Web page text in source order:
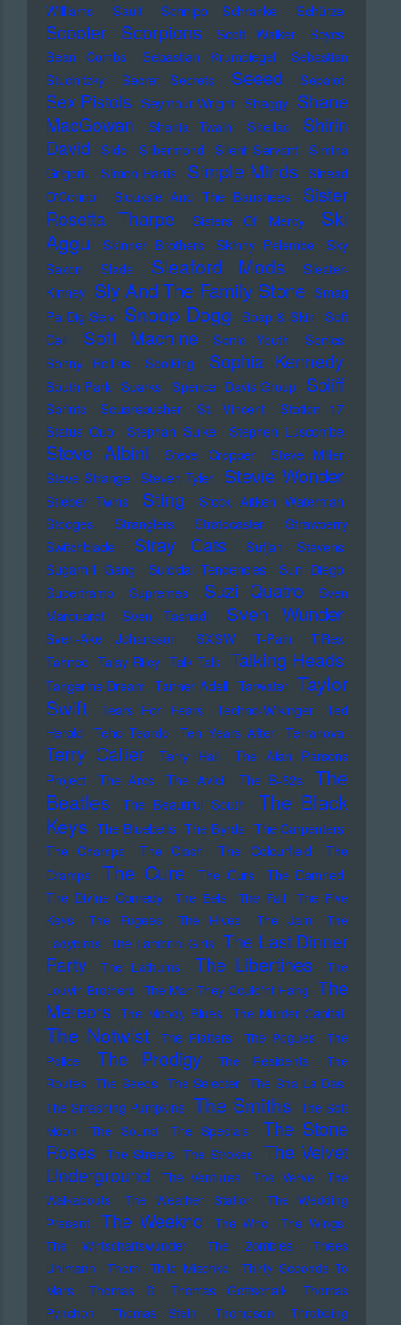
Williams
Sault Schnipo Schranke Schürze
Scooter Scorpions Scott Walker
Scycs
Sean Combs
Sebastian Krumbiegel
Sebastian
Studnitzky
Secret Secrets Seeed Sepalot
Sex Pistols Seymour Wright Shaggy Shane
MacGowan
Shania Twain Shellac
Shirin
David
Sido Silbermond Silent Servant Simina
Grigoriu Simon Harris Simple Minds Sinead
O'Connor
Siouxsie And The Banshees
Sister
Rosetta Tharpe
Sisters Of Mercy
Ski
Aggu
Skinner Brothers Skinny Pelembe
Sky
Saxon
Slade Sleaford Mods
Sleater-
Kinney Sly And The Family Stone Smag
Pa Dig Selv Snoop Dogg Soap & Skin Soft
Cell
Soft Machine Sonic Youth
Sonics
Sonny Rollins
Soolking Sophia Kennedy
South Park Sparks Spencer Davis Group Spliff
Sprints Squarepusher St. Vincent
Station 17
Status Quo
Stephan Sulke Stephen Luscombe
Steve Albini Steve Cropper
Steve Miller
Steve Strange Steven Tyler Stevie Wonder
Stieber Twins Sting
Stock Aitken Waterman
Stooges
Stranglers Stratocaster
Strawberry
Switchblade
Stray Cats
Sufjan Stevens
Sugarhill Gang
Suicidal Tendencies
Sun Diego
Supertramp
Supremes Suzi Quatro
Sven
Marquardt
Sven Tasnadi Sven Wunder
Sven-Ake Johansson SXSW T-Pain
T.Rex
Tahnee Talay Riley Talk Talk Talking Heads
Tangerine Dream Tanner Adell Tarwater Taylor
Swift
Tears For Fears Techno-Wikinger
Ted
Herold
Teho Teardo Ten Years After Terranova
Terry Callier Terry Hall
The Alan Parsons
Project
The Arcs The Avicii The B-52s
The
Beatles
The Beautiful South
The Black
Keys The Bluebells The Byrds The Carpenters
The Champs
The Clash The Colourfield
The
Cramps
The Cure The Curs
The Damned
The Divine Comedy
The Eels The Fall
The Five
Keys
The Fugees The Hives The Jam
The
Ladybirds The Lambrini Girls The Last Dinner
Party
The Lathums The Libertines
The
Louvin Brothers The Man They Could'nt Hang The
Meteors The Moody Blues The Murder Capital
The Notwist The Platters The Pogues
The
Police
The Prodigy The Residents
The
Routes The Seeds The Selecter The Sha La Das
The Smashing Pumpkins The Smiths The Soft
Moon
The Sound The Specials
The Stone
Roses
The Streets The Strokes
The Velvet
Underground
The Ventures The Verve
The
Walkabouts
The Weather Station
The Wedding
Present
The Weeknd The Who
The Wings
The Wirtschaftswunder
The Zombies
Thees
Uhlmann
Them Thilo Mischke
Thirty Seconds To
Mars
Thomas D Thomas Gottschalk
Thomas
Pynchon
Thomas Stein Thompson
Throbbing